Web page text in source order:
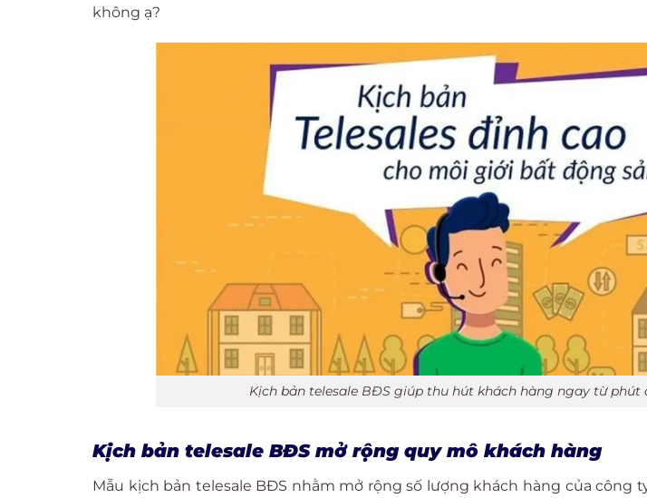
không ạ?
Kịch bản telesale BĐS giúp thu hút khách hàng ngay từ phút
Kịch bản telesale BĐS mở rộng quy mô khách hàng
Mẫu kịch bản telesale BĐS nhằm mở rộng số lượng khách hàng của công